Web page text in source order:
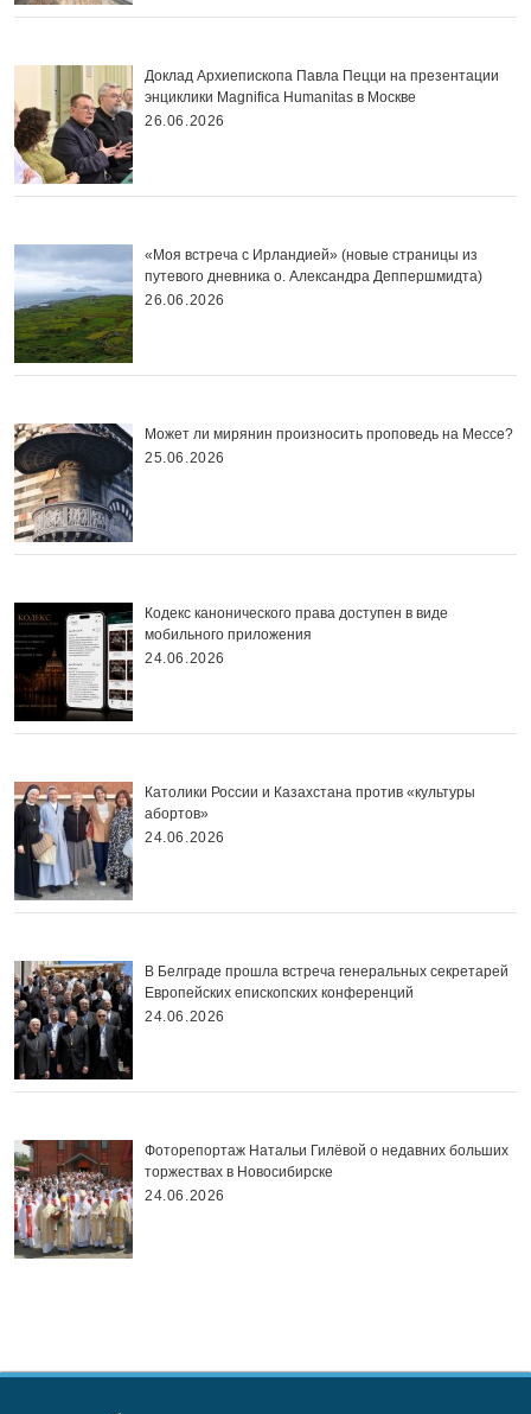
Доклад Архиепископа Павла Пецци на презентации
энциклики Magnifica Нumanitas в Москве
26.06.2026
«Моя встреча с Ирландией» (новые страницы из
путевого дневника о. Александра Деппершмидта)
26.06.2026
Может ли мирянин произносить проповедь на Мессе?
25.06.2026
Кодекс канонического права доступен в виде
мобильного приложения
24.06.2026
Католики России и Казахстана против «культуры
абортов»
24.06.2026
В Белграде прошла встреча генеральных секретарей
Европейских епископских конференций
24.06.2026
Фоторепортаж Натальи Гилёвой о недавних больших
торжествах в Новосибирске
24.06.2026